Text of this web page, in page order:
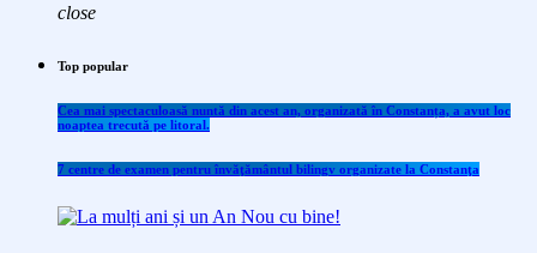
close
Top popular
Cea mai spectaculoasă nuntă din acest an, organizată în Constanța, a avut loc
noaptea trecută pe litoral.
7 centre de examen pentru învăţământul bilingv organizate la Constanţa